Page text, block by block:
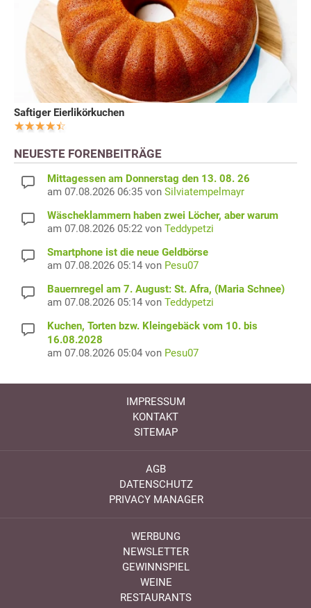
Saftiger Eierlikörkuchen
NEUESTE FORENBEITRÄGE
Mittagessen am Donnerstag den 13. 08. 26
am 07.08.2026 06:35 von Silviatempelmayr
Wäscheklammern haben zwei Löcher, aber warum
am 07.08.2026 05:22 von Teddypetzi
Smartphone ist die neue Geldbörse
am 07.08.2026 05:14 von Pesu07
Bauernregel am 7. August: St. Afra, (Maria Schnee)
am 07.08.2026 05:14 von Teddypetzi
Kuchen, Torten bzw. Kleingebäck vom 10. bis
16.08.2028
am 07.08.2026 05:04 von Pesu07
IMPRESSUM
KONTAKT
SITEMAP
AGB
DATENSCHUTZ
PRIVACY MANAGER
WERBUNG
NEWSLETTER
GEWINNSPIEL
WEINE
RESTAURANTS